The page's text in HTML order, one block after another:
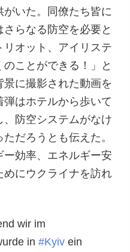
いた。同僚たち皆に
らなる防空を必要と
リオット、アイリステ
ことができる！」と
に撮影された動画を
はホテルから歩いて
、防空システムがなけ
だろうとも伝えた。
ー効率、エネルギー安
にウクライナを訪れ
wir im
in#Kyiv ein